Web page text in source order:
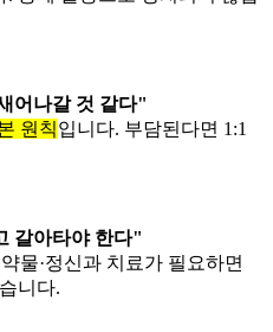
어나갈 것 같다"
원칙입니다. 부담된다면 1:1
갈아타야 한다"
물·정신과 치료가 필요하면
니다.